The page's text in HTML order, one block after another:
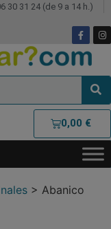
30 31 24 (de 9 a 14 h.)
0,00 €
> Abanico